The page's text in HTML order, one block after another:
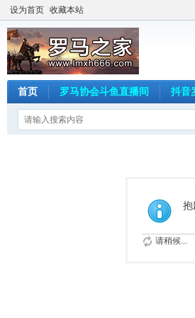
设为首页 收藏本站
首页 罗马协会斗鱼直播间 抖音
抱
请稍候...